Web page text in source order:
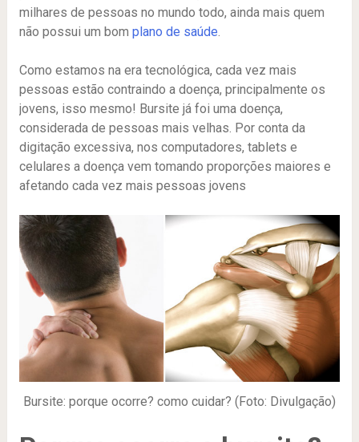
milhares de pessoas no mundo todo, ainda mais quem
não possui um bom plano de saúde.
Como estamos na era tecnológica, cada vez mais
pessoas estão contraindo a doença, principalmente os
jovens, isso mesmo! Bursite já foi uma doença,
considerada de pessoas mais velhas. Por conta da
digitação excessiva, nos computadores, tablets e
celulares a doença vem tomando proporções maiores e
afetando cada vez mais pessoas jovens
Bursite: porque ocorre? como cuidar? (Foto: Divulgação)